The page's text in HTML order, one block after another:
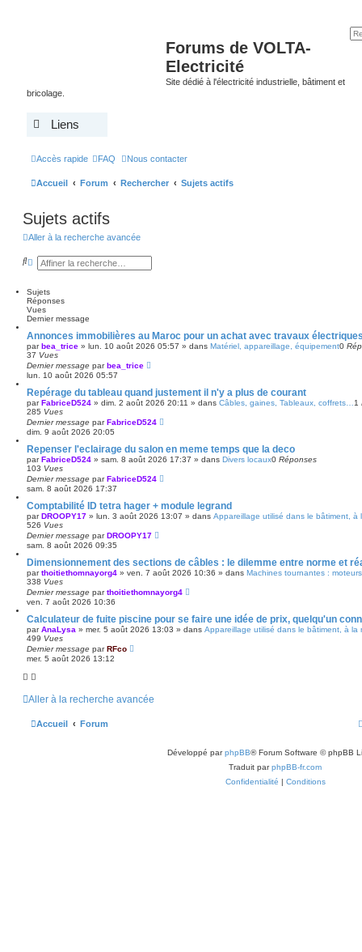
Forums de VOLTA-
Electricité
Site dédié à l'électricité industrielle, bâtiment et
bricolage.
Liens
Accès rapide FAQ Nous contacter
Accueil Forum Rechercher Sujets actifs
Sujets actifs
Aller à la recherche avancée
R
h
e
r
c
e
r
R
h
e
r
c
e
a
v
a
n
é
e
Sujets
Réponses
Vues
Dernier message
Annonces immobilières au Maroc pour un achat avec travaux
parbea_trice » lun. 10 août 2026 05:57 » dans Matériel, appareillage, équipement0
37 Vues
Dernier message parbea_trice
lun. 10 août 2026 05:57
Repérage du tableau quand justement il n'y a plus de courant
parFabriceD524 » dim. 2 août 2026 20:11 » dans Câbles, gaines, Tableaux, coffrets… 1
285 Vues
Dernier message parFabriceD524
dim. 9 août 2026 20:05
Repenser l'eclairage du salon en meme temps que la deco
parFabriceD524 » sam. 8 août 2026 17:37 » dans Divers locaux0 Réponses
103 Vues
Dernier message parFabriceD524
sam. 8 août 2026 17:37
Comptabilité ID tetra hager + module legrand
parDROOPY17 » lun. 3 août 2026 13:07 » dans Appareillage utilisé dans le bâtiment, à
526 Vues
Dernier message parDROOPY17
sam. 8 août 2026 09:35
Dimensionnement des sections de câbles : le dilemme entre norme et
parthoitiethomnayorg4 » ven. 7 août 2026 10:36 » dans Machines tournantes :
338 Vues
Dernier message parthoitiethomnayorg4
ven. 7 août 2026 10:36
Calculateur de fuite piscine pour se faire une idée de prix, quelqu'un
parAnaLysa » mer. 5 août 2026 13:03 » dans Appareillage utilisé dans le bâtiment, à la
499 Vues
Dernier message parRFco
mer. 5 août 2026 13:12
Aller à la recherche avancée
Accueil Forum
Développé parphpBB® Forum Software © phpBB
Traduit parphpBB-fr.com
Confidentialité | Conditions